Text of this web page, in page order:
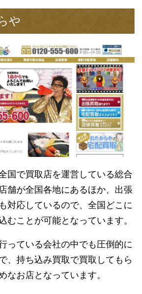
や
国で買取店を運営している総合
舗が全国各地にあるほか、出張
対応しているので、全国どこに
むことが可能となっています。
っている会社の中でも圧倒的に
、持ち込み買取で買取してもら
なお店となっています。